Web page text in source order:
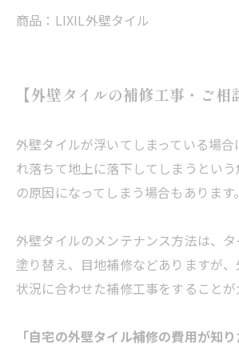
商品：LIXIL外壁タイル
【外壁タイルの補修工事・ご相
外壁タイルが浮いてしまっている場
れ落ちて地上に落下してしまうとい
の原因になってしまう場合もあります。
外壁タイルのメンテナンス方法は、タ
塗り替え、目地補修などありますが
状況に合わせた補修工事をすることが
「自宅の外壁タイル補修の費用が知り